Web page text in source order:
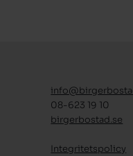
08-623 19 10
birgerbostad.se
Integritetspolicy